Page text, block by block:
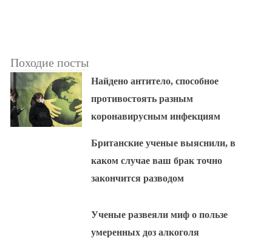
Походие посты
Найдено антитело, способное
противостоять разным
коронавирусным инфекциям
Британские ученые выяснили, в
каком случае ваш брак точно
закончится разводом
Ученые развеяли миф о пользе
умеренных доз алкоголя